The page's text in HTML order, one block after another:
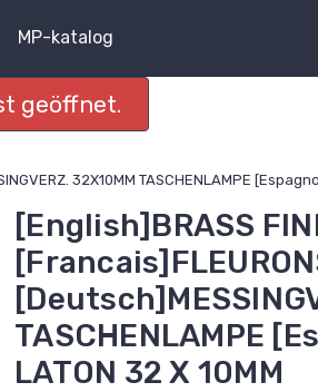
MP-katalog
geöffnet.
32X10MM TASCHENLAMPE
[English]BRASS
TASCHENLAMPE
LATON 32 X 10MM